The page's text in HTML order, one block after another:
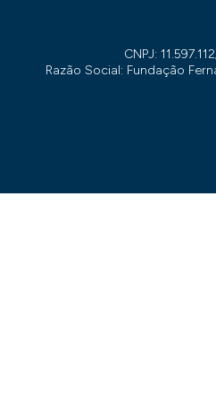
CNPJ:
Razão Social: Fundação